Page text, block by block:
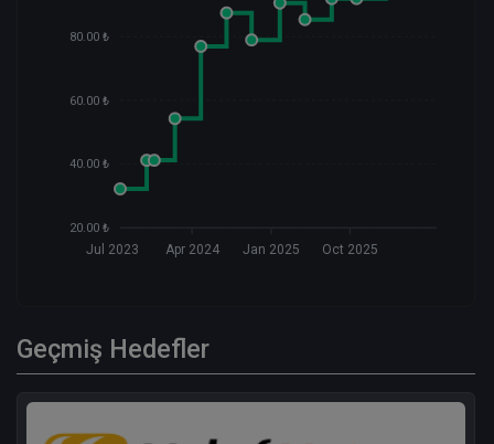
80.00 ₺
60.00 ₺
40.00 ₺
20.00 ₺
Jul 2023 Apr 2024 Jan 2025 Oct 2025
Geçmiş Hedefler